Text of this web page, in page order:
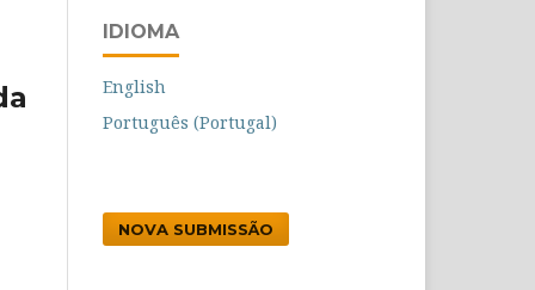
IDIOMA
English
Português (Portugal)
NOVA SUBMISSÃO